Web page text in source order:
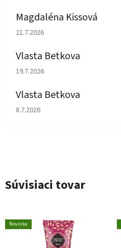
Magdaléna Kissová
Hodnotenie obchodu je 5 z 5
21.7.2026
Vlasta Betkova
Hodnotenie obchodu je 5 z 5
19.7.2026
Vlasta Betkova
Hodnotenie obchodu je 4 z 5
8.7.2026
Súvisiaci tovar
Novinka